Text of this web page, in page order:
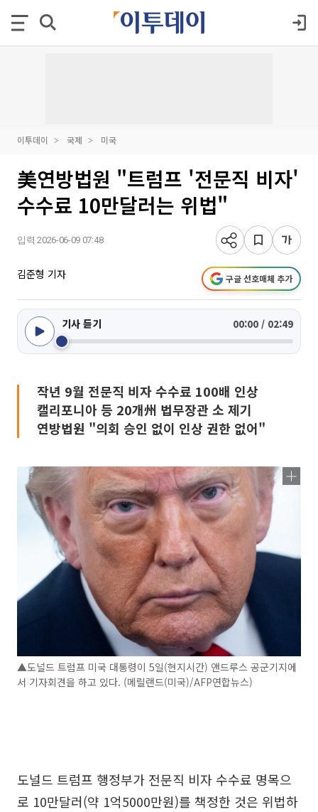
이투데이 국제 미국
美연방법원 "트럼프 '전문직 비자'
수수료 10만달러는 위법"
입력 2026-06-09 07:48
김준형 기자 구글 선호매체 추가
기사 듣기 00:00 / 02:49
작년 9월 전문직 비자 수수료 100배 인상
캘리포니아 등 20개州 법무장관 소 제기
연방법원 "의회 승인 없이 인상 권한 없어"
▲도널드 트럼프 미국 대통령이 5일(현지시간) 앤드루스 공군기지에
서 기자회견을 하고 있다. (메릴랜드(미국)/AFP연합뉴스)
도널드 트럼프 행정부가 전문직 비자 수수료 명목으
로 10만달러(약 1억5000만원)를 책정한 것은 위법하